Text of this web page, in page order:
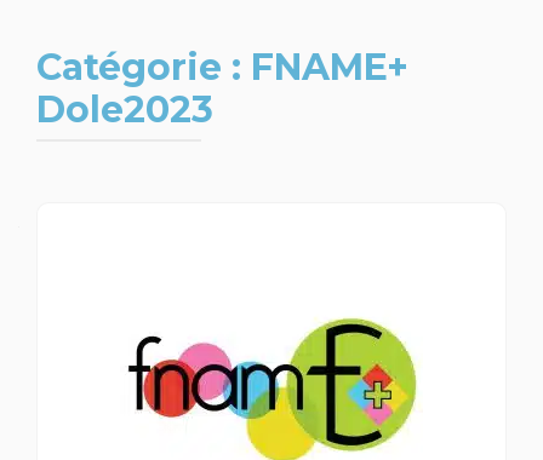
Catégorie : FNAME+
Dole2023